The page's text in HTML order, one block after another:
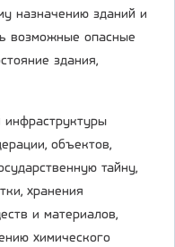
назначению зданий и
возможные опасные
здания,
объектов,
тайну,
хранения
и материалов,
химического